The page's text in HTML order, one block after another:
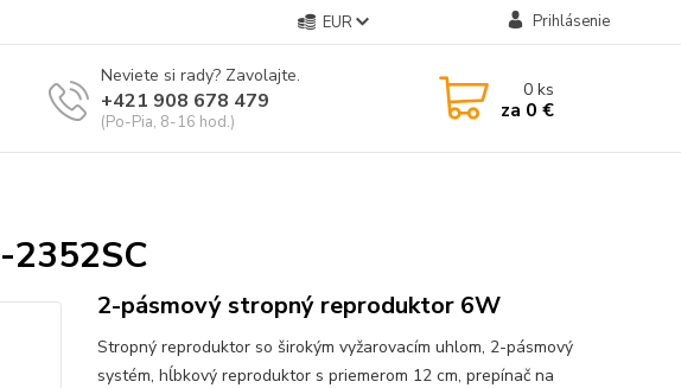
EUR Prihlásenie
Neviete si rady? Zavolajte.
+421 908 678 479
(Po-Pia, 8-16 hod.)
0ks
za 0 €
2-pásmový stropný reproduktor 6W
Stropný reproduktor so širokým vyžarovacím uhlom, 2-pásmový
systém, hĺbkový reproduktor s priemerom 12 cm, prepínač na